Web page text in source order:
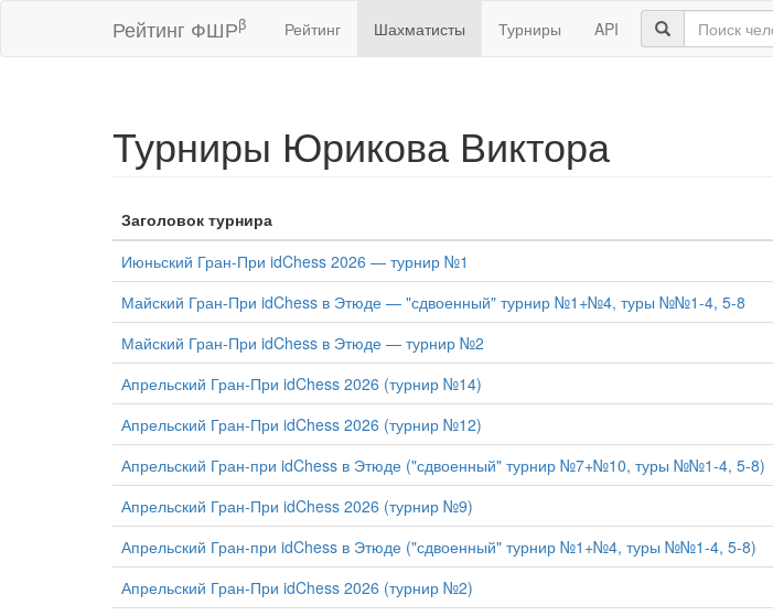
Рейтинг ФШРβ Рейтинг Шахматисты Турниры API
Турниры Юрикова Виктора
Заголовок турнира
Июньский Гран-При idChess 2026 — турнир №1
Майский Гран-При idChess в Этюде — "сдвоенный" турнир №1+№4, туры №№1-4, 5-8
Майский Гран-При idChess в Этюде — турнир №2
Апрельский Гран-При idChess 2026 (турнир №14)
Апрельский Гран-При idChess 2026 (турнир №12)
Апрельский Гран-при idChess в Этюде ("сдвоенный" турнир №7+№10, туры №№1-4, 5-8)
Апрельский Гран-При idChess 2026 (турнир №9)
Апрельский Гран-при idChess в Этюде ("сдвоенный" турнир №1+№4, туры №№1-4, 5-8)
Апрельский Гран-При idChess 2026 (турнир №2)